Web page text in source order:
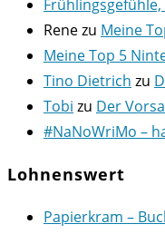
Renezu Meine
Meine Top 5
Tino Dietrich zu
Tobi zu Der
#NaNoWriMo –
Lohnenswert
Papierkram –